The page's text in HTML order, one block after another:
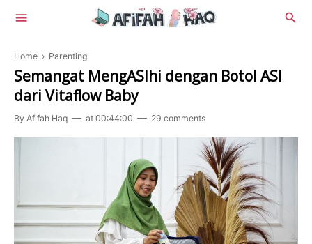
Lifestyle
Review
Home › Parenting
Semangat MengASIhi dengan Botol ASI
dari Vitaflow Baby
By Afifah Haq at 00:44:00 29 comments